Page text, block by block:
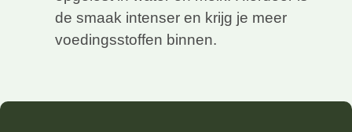
de smaak intenser en krijg je meer
voedingsstoffen binnen.